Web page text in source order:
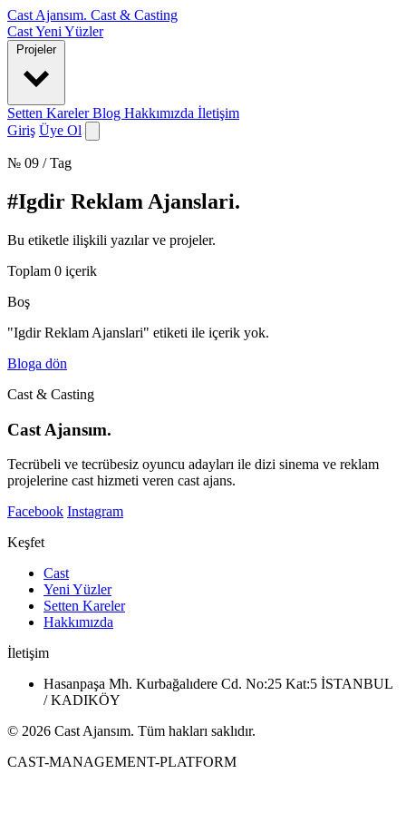
Cast Ajansım. Cast & Casting
CastYeni Yüzler
Projeler
Setten KarelerBlog Hakkımızda İletişim
Giriş Üye Ol
№ 09 / Tag
#Igdir Reklam Ajanslari.
Bu etiketle ilişkili yazılar ve projeler.
Toplam 0 içerik
Boş
"Igdir Reklam Ajanslari" etiketi ile içerik yok.
Bloga dön
Cast & Casting
Cast Ajansım.
Tecrübeli ve tecrübesiz oyuncu adayları ile dizi sinema ve reklam
projelerine cast hizmeti veren cast ajans.
Facebook Instagram
Keşfet
Cast
Yeni Yüzler
Setten Kareler
Hakkımızda
İletişim
Hasanpaşa Mh. Kurbağalıdere Cd. No:25 Kat:5 İSTANBUL
/ KADIKÖY
© 2026 Cast Ajansım. Tüm hakları saklıdır.
CAST-MANAGEMENT-PLATFORM